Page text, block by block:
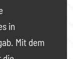
in
Mit dem